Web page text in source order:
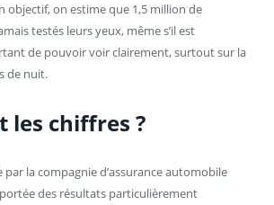
objectif, on estime que 1,5 million de
testés leurs yeux, même s’il est
de pouvoir voir clairement, surtout sur la
de nuit.
les chiffres ?
la compagnie d’assurance automobile
des résultats particulièrement